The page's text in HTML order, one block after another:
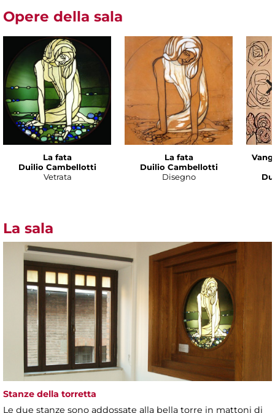
Opere della sala
La fata
Duilio Cambellotti
Vetrata
La fata
Duilio Cambellotti
Disegno
La sala
Stanze della torretta
Le due stanze sono addossate alla bella torre in mattoni di